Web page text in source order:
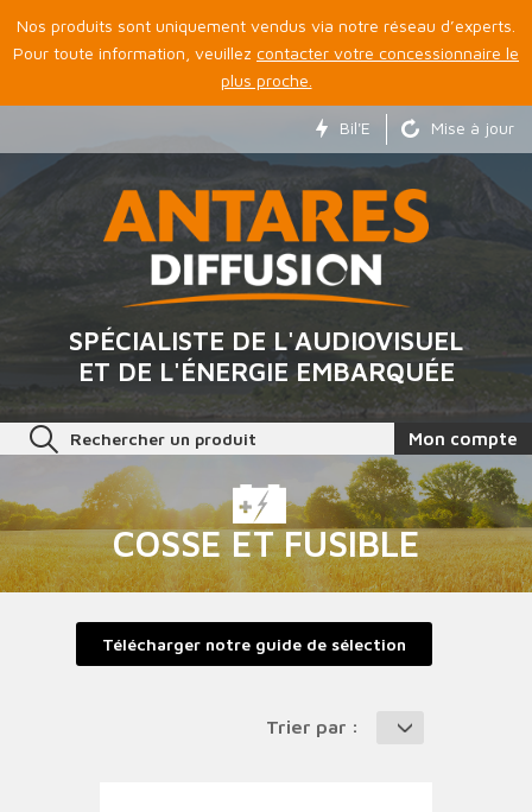
Nos produits sont uniquement vendus via notre réseau d’experts.
Pour toute information, veuillez contacter votre concessionnaire le
plus proche.
Bil'E Mise à jour
SPÉCIALISTE DE L'AUDIOVISUEL
ET DE L'ÉNERGIE EMBARQUÉE
Rechercher un produit Mon compte
COSSE ET FUSIBLE
Télécharger notre guide de sélection
Trier par :